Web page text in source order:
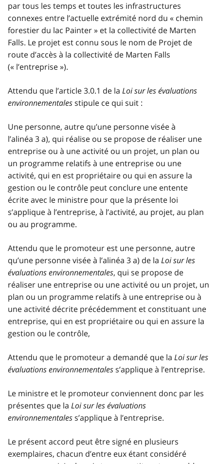
par tous les temps et toutes les infrastructures
connexes entre l’actuelle extrémité nord du « chemin
forestier du lac Painter » et la collectivité de Marten
Falls. Le projet est connu sous le nom de Projet de
route d’accès à la collectivité de Marten Falls
(« l’entreprise »).
Attendu que l’article 3.0.1 de la Loi sur les évaluations
environnementalesstipule ce qui suit :
Une personne, autre qu’une personne visée à
l’alinéa 3 a), qui réalise ou se propose de réaliser une
entreprise ou à une activité ou un projet, un plan ou
un programme relatifs à une entreprise ou une
activité, qui en est propriétaire ou qui en assure la
gestion ou le contrôle peut conclure une entente
écrite avec le ministre pour que la présente loi
s’applique à l’entreprise, à l’activité, au projet, au plan
ou au programme.
Attendu que le promoteur est une personne, autre
qu’une personne visée à l’alinéa 3 a) de la Loi sur les
évaluations environnementales, qui se propose de
réaliser une entreprise ou une activité ou un projet, un
plan ou un programme relatifs à une entreprise ou à
une activité décrite précédemment et constituant une
entreprise, qui en est propriétaire ou qui en assure la
gestion ou le contrôle,
Attendu que le promoteur a demandé que la Loi sur les
évaluations environnementaless’applique à l’entreprise.
Le ministre et le promoteur conviennent donc par les
présentes que la Loi sur les évaluations
environnementaless’applique à l’entreprise.
Le présent accord peut être signé en plusieurs
exemplaires, chacun d’entre eux étant considéré